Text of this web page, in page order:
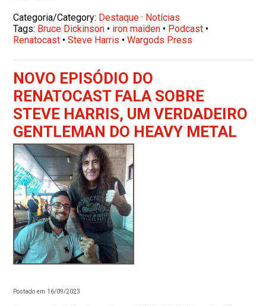
Categoria/Category: Destaque · Notícias
Tags: Bruce Dickinson • iron maiden • Podcast •
Renatocast •Steve Harris •Wargods Press
NOVO EPISÓDIO DO
RENATOCAST FALA SOBRE
STEVE HARRIS, UM VERDADEIRO
GENTLEMAN DO HEAVY METAL
Postado em 16/09/2023